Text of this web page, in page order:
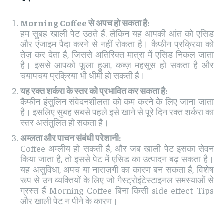
Morning Coffeeसे अपच हो सकता है:
हम सुबह खाली पेट उठते हैं. लेकिन यह आपकी आंत को एसिड
और एंजाइम पैदा करने से नहीं रोकता है। कैफीन प्रक्रिया को
तेज़ कर देता है, जिससे अतिरिक्त मात्रा में एसिड निकल जाता
है। इससे आपको फूला हुआ, कब्ज़ महसूस हो सकता है और
चयापचय प्रक्रिया भी धीमी हो सकती है।
यह रक्त शर्करा के स्तर को प्रभावित कर सकता है:
कैफीन इंसुलिन संवेदनशीलता को कम करने के लिए जाना जाता
है। इसलिए सुबह सबसे पहले इसे खाने से पूरे दिन रक्त शर्करा का
स्तर असंतुलित हो सकता है।
अम्लता और पाचन संबंधी परेशानी:
Coffee अम्लीय हो सकती है, और जब खाली पेट इसका सेवन
किया जाता है, तो इससे पेट में एसिड का उत्पादन बढ़ सकता है।
यह असुविधा, अपच या नाराज़गी का कारण बन सकता है, विशेष
रूप से उन व्यक्तियों के लिए जो गैस्ट्रोइंटेस्टाइनल समस्याओं से
ग्रस्त हैं Morning Coffee बिना किसी side effect Tips
और खाली पेट न पीने के कारण।